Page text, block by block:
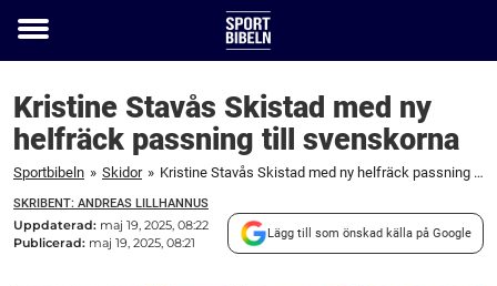
Toggle
Kristine Stavås Skistad med ny
helfräck passning till svenskorna
Sportbibeln » Skidor » Kristine Stavås Skistad med ny helfräck passning till svenskorna
SKRIBENT: ANDREAS LILLHANNUS
Uppdaterad: maj 19, 2025, 08:22
Publicerad: maj 19, 2025, 08:21
Lägg till som önskad källa på Google